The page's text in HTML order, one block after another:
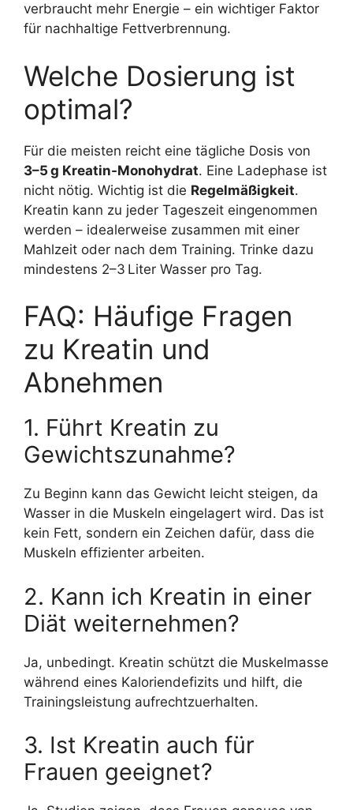
verbraucht mehr Energie – ein wichtiger Faktor
für nachhaltige Fettverbrennung.
Welche Dosierung ist
optimal?
Für die meisten reicht eine tägliche Dosis von
3–5 g Kreatin-Monohydrat. Eine Ladephase ist
nicht nötig. Wichtig ist die Regelmäßigkeit.
Kreatin kann zu jeder Tageszeit eingenommen
werden – idealerweise zusammen mit einer
Mahlzeit oder nach dem Training. Trinke dazu
mindestens 2–3 Liter Wasser pro Tag.
FAQ: Häufige Fragen
zu Kreatin und
Abnehmen
1. Führt Kreatin zu
Gewichtszunahme?
Zu Beginn kann das Gewicht leicht steigen, da
Wasser in die Muskeln eingelagert wird. Das ist
kein Fett, sondern ein Zeichen dafür, dass die
Muskeln effizienter arbeiten.
2. Kann ich Kreatin in einer
Diät weiternehmen?
Ja, unbedingt. Kreatin schützt die Muskelmasse
während eines Kaloriendefizits und hilft, die
Trainingsleistung aufrechtzuerhalten.
3. Ist Kreatin auch für
Frauen geeignet?